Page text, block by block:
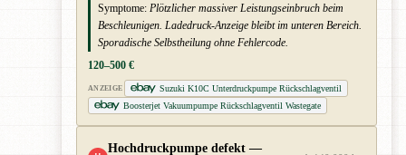
Symptome: Plötzlicher massiver Leistungseinbruch beim
Beschleunigen. Ladedruck-Anzeige bleibt im unteren Bereich.
Sporadische Selbstheilung ohne Fehlercode.
120–500 €
ANZEIGE
Suzuki K10C Unterdruckpumpe Rückschlagventil
Boosterjet Vakuumpumpe Rückschlagventil Wastegate
Hochdruckpumpe defekt —